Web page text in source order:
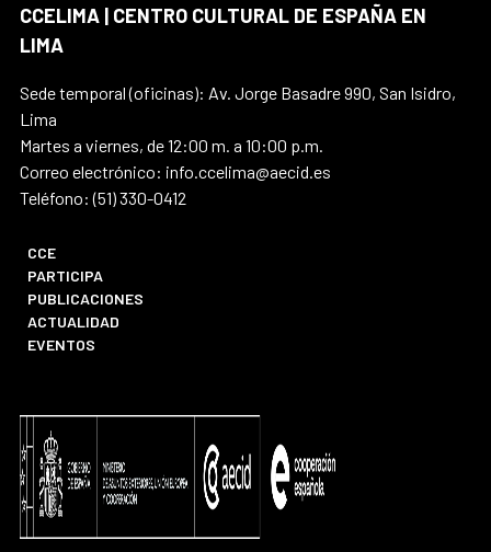
CCELIMA | CENTRO CULTURAL DE ESPAÑA EN
LIMA
Sede temporal (oficinas): Av. Jorge Basadre 990, San Isidro,
Lima
Martes a viernes, de 12:00 m. a 10:00 p.m.
Correo electrónico: info.ccelima@aecid.es
Teléfono: (51) 330-0412
CCE
PARTICIPA
PUBLICACIONES
ACTUALIDAD
EVENTOS